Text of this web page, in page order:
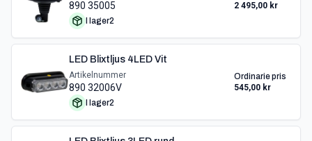
890 35005
I lager2
2 495,00 kr
LED Blixtljus 4LED Vit
Artikelnummer
890 32006V
I lager2
Ordinarie pris
545,00 kr